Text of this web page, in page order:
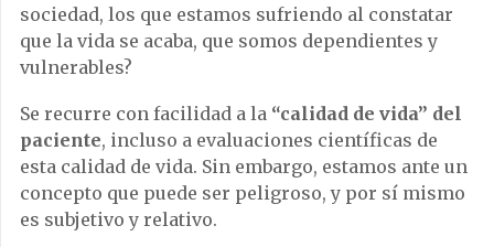
sociedad, los que estamos sufriendo al constatar
que la vida se acaba, que somos dependientes y
vulnerables?
Se recurre con facilidad a la “calidad de vida” del
paciente, incluso a evaluaciones científicas de
esta calidad de vida. Sin embargo, estamos ante un
concepto que puede ser peligroso, y por sí mismo
es subjetivo y relativo.